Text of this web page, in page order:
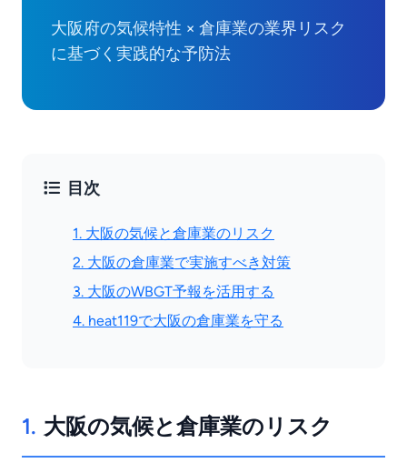
大阪府の気候特性 × 倉庫業の業界リスク
に基づく実践的な予防法
目次
1. 大阪の気候と倉庫業のリスク
2. 大阪の倉庫業で実施すべき対策
3. 大阪のWBGT予報を活用する
4. heat119で大阪の倉庫業を守る
1. 大阪の気候と倉庫業のリスク